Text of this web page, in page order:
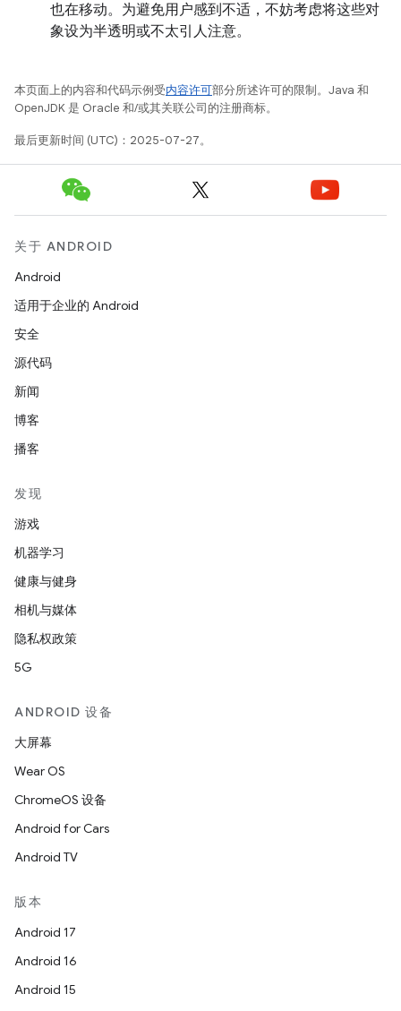
也在移动。为避免用户感到不适，不妨考虑将这些对
象设为半透明或不太引人注意。
本页面上的内容和代码示例受内容许可部分所述许可的限制。Java 和
OpenJDK 是 Oracle 和/或其关联公司的注册商标。
最后更新时间 (UTC)：2025-07-27。
关于 ANDROID
Android
适用于企业的 Android
安全
源代码
新闻
博客
播客
发现
游戏
机器学习
健康与健身
相机与媒体
隐私权政策
5G
ANDROID 设备
大屏幕
Wear OS
ChromeOS 设备
Android for Cars
Android TV
版本
Android 17
Android 16
Android 15